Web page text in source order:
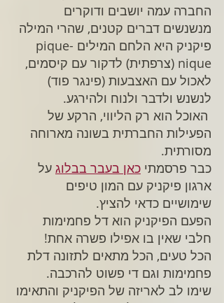
החברה עמה יושבים ודוקרים
מנשנשים דברים קטנים, שהרי המילה
פיקניק היא הלחם המילים pique-
nique (צרפתית) לדקור עם קיסמים,
לאכול עם האצבעות (פינגר פוד)
לנשנש ולדבר ולנוח ולהירגע.
האוכל הוא רק הליווי, הרקע של
הפעילות החברתית בשונה מארוחה
מסורתית.
כבר פרסמתי כאן בעבר בבלוג על
ארגון פיקניק עם המון טיפים
שימושיים כדאי להציץ.
הפעם הפיקניק הוא דל פחמימות
חלבי שאין בו אפילו פשרה אחת!
הכל טעים, הכל מתאים לתזונה דלת
פחמימות וגם די פשוט להרכבה.
שימו לב לאריזה של הפיקניק והתאימו